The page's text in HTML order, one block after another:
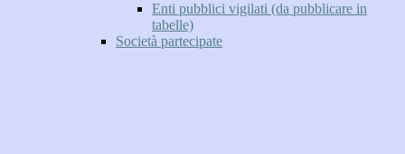
Enti pubblici vigilati (da pubblicare in
tabelle)
Società partecipate